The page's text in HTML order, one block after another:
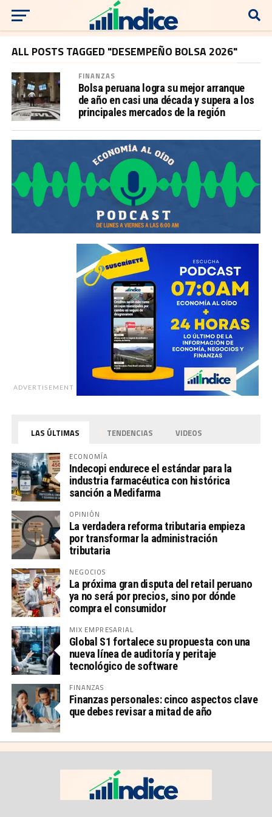
ALL POSTS TAGGED "DESEMPEÑO BOLSA 2026"
FINANZAS
Bolsa peruana logra su mejor arranque
de año en casi una década y supera a los
principales mercados de la región
ADVERTISEMENT
LAS ÚLTIMAS TENDENCIAS VIDEOS
ECONOMÍA
Indecopi endurece el estándar para la
industria farmacéutica con histórica
sanción a Medifarma
OPINIÓN
La verdadera reforma tributaria empieza
por transformar la administración
tributaria
NEGOCIOS
La próxima gran disputa del retail peruano
ya no será por precios, sino por dónde
compra el consumidor
MIX EMPRESARIAL
Global S1 fortalece su propuesta con una
nueva línea de auditoría y peritaje
tecnológico de software
FINANZAS
Finanzas personales: cinco aspectos clave
que debes revisar a mitad de año